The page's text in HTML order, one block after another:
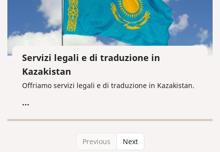
Servizi legali e di traduzione in
Kazakistan
Offriamo servizi legali e di traduzione in Kazakistan.
...
Previous Next